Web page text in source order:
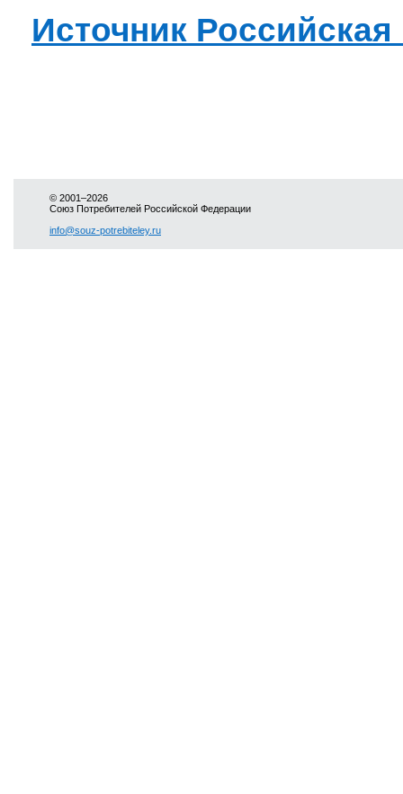
Источник Российская
© 2001–2026
Союз Потребителей Российской Федерации
info@souz-potrebiteley.ru